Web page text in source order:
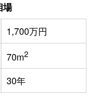
場
1,700万円
70m2
30年